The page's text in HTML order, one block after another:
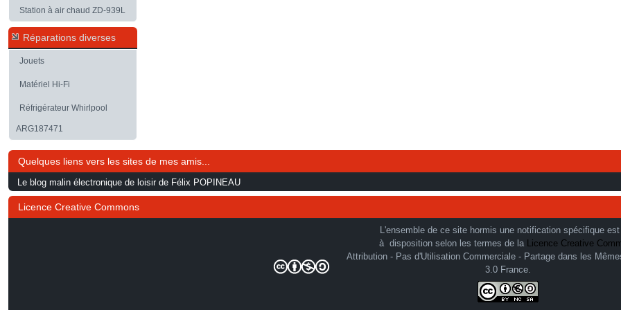
Station à air chaud ZD-939L
Réparations diverses
Jouets
Matériel Hi-Fi
Réfrigérateur Whirlpool
ARG187471
Quelques liens vers les sites de mes amis...
Le blog malin électronique de loisir de Félix POPINEAU
Licence Creative Commons
L'ensemble de ce site hormis une notification spécifique
à disposition selon les termes de la Licence Creative
Attribution - Pas d'Utilisation Commerciale - Partage dans les
3.0 France.